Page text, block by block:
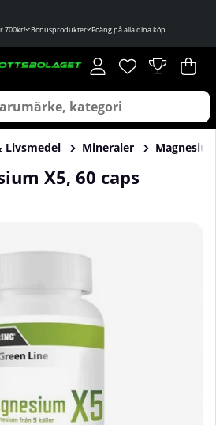
700kr! Bonusprodukter Poäng på alla dina köp
Önskelista
Antal i
. .
Mineraler
X5, 60 caps
X5, 60 caps